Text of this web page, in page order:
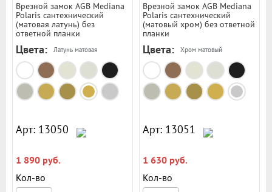
Врезной замок AGB Mediana
Polaris сантехнический
(матовая латунь) без
ответной планки
Цвета: Латунь матовая
Арт: 13050
1 890 руб.
Кол-во
Врезной замок AGB Mediana
Polaris сантехнический
(матовый хром) без ответной
планки
Цвета: Хром матовый
Арт: 13051
1 630 руб.
Кол-во